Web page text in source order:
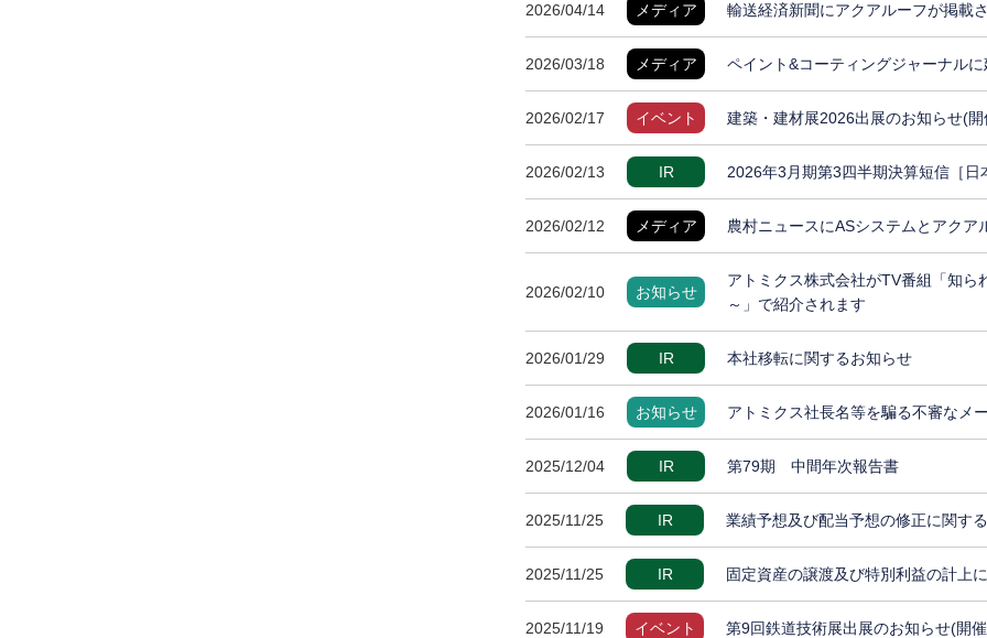
2026/04/14 メディア 輸送経済新聞にアクアルーフが掲載
2026/03/18 メディア ペイント&コーティングジャーナル
2026/02/17 イベント 建築・建材展2026出展のお知らせ(
2026/02/13 IR 2026年3月期第3四半期決算短信［日
2026/02/12 メディア 農村ニュースにASシステムとアクア
2026/02/10 お知らせ
アトミクス株式会社がTV番組「知
～」で紹介されます
2026/01/29 IR 本社移転に関するお知らせ
2026/01/16 お知らせ アトミクス社長名等を騙る不審なメ
2025/12/04 IR 第79期 中間年次報告書
2025/11/25 IR 業績予想及び配当予想の修正に関す
2025/11/25 IR 固定資産の譲渡及び特別利益の計上
2025/11/19 イベント 第9回鉄道技術展出展のお知らせ(開